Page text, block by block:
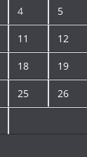
4 5
11 12
18 19
25 26